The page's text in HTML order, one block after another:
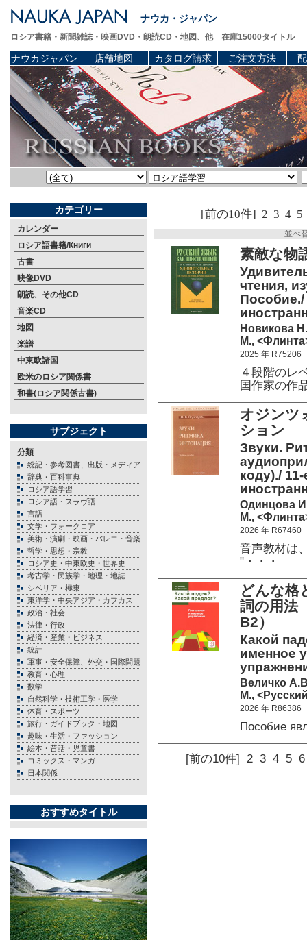
ナウカ・ジャパン
ロシア書籍・新聞雑誌・映画DVD・朗読CD・地図、他 在庫15000タイトル
ナウカジャパン 店舗地図 カタログ請求 ご注文方法
カテゴリー
カレンダー
ロシア語書籍/Книги
古書
映像DVD
朗読、その他CD
音楽CD
地図
楽譜
中東欧諸国
欧米のロシア関係書
和書(ロシア関係古書)
サブジェクト
分類
総記・参考図書、出版・メディア
辞典・百科事典
ロシア語学習
ロシア語・スラヴ語
言語
文学・フォークロア
美術・演劇・映画・バレエ・音楽
哲学・思想・宗教
ロシア史・中東欧史・世界史
考古学・民族学・地理・地誌
シベリア・極東
東洋学・中央アジア・カフカス
政治・社会
法律・行政
経済・産業・ビジネス
統計
軍事・安全保障、外交・国際問題
教育・心理
数学
自然科学・技術工学・医学
体育・スポーツ
旅行・ガイドブック・地図
趣味・生活・ファッション
絵本・昔話・児童書
コミックス・マンガ
日本関係
おすすめタイトル
[前の10件] 2 3 4 5
並べ
素敵な物
чтения,
Пособие./
Новикова
М.,
2025 年 R75206
４段階のレ
国作家の作
オジンツ
ション
Звуки.
коду)./
Одинцова
М.,
2026 年 R67460
音声教材は
"・・・
どんな格
詞の用
B2）
Какой
именное
Величко
М.,
2026 年 R86386
Пособие
[前の10件] 2 3 4 5 6